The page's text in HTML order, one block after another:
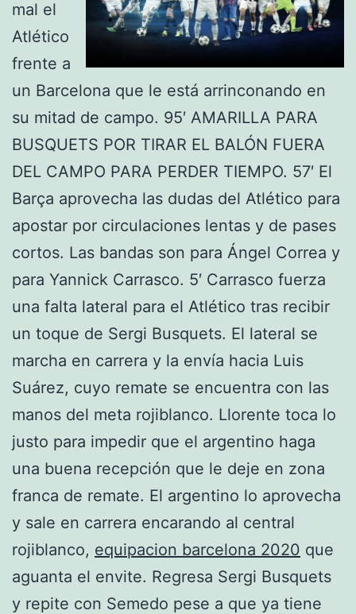
mal el
Atlético
frente a
un Barcelona que le está arrinconando en
su mitad de campo. 95′ AMARILLA PARA
BUSQUETS POR TIRAR EL BALÓN FUERA
DEL CAMPO PARA PERDER TIEMPO. 57′ El
Barça aprovecha las dudas del Atlético para
apostar por circulaciones lentas y de pases
cortos. Las bandas son para Ángel Correa y
para Yannick Carrasco. 5′ Carrasco fuerza
una falta lateral para el Atlético tras recibir
un toque de Sergi Busquets. El lateral se
marcha en carrera y la envía hacia Luis
Suárez, cuyo remate se encuentra con las
manos del meta rojiblanco. Llorente toca lo
justo para impedir que el argentino haga
una buena recepción que le deje en zona
franca de remate. El argentino lo aprovecha
y sale en carrera encarando al central
rojiblanco, equipacion barcelona 2020 que
aguanta el envite. Regresa Sergi Busquets
y repite con Semedo pese a que ya tiene